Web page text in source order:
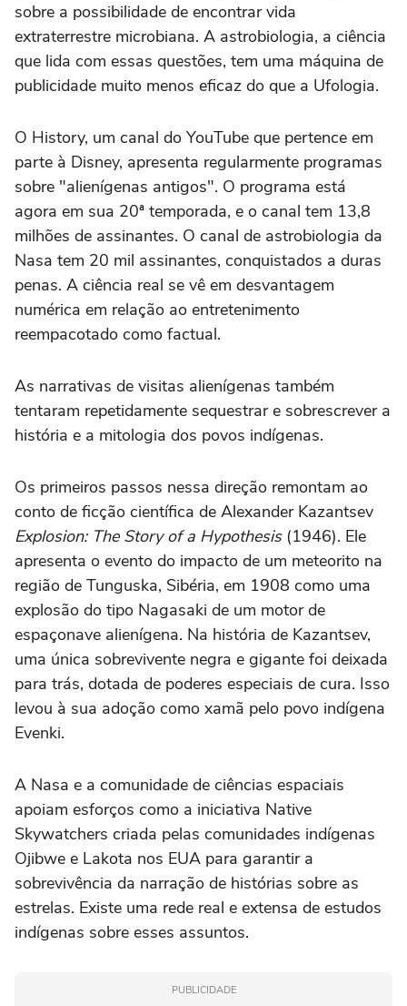
sobre a possibilidade de encontrar vida
extraterrestre microbiana. A astrobiologia, a ciência
que lida com essas questões, tem uma máquina de
publicidade muito menos eficaz do que a Ufologia.
O History, um canal do YouTube que pertence em
parte à Disney, apresenta regularmente programas
sobre "alienígenas antigos". O programa está
agora em sua 20ª temporada, e o canal tem 13,8
milhões de assinantes. O canal de astrobiologia da
Nasa tem 20 mil assinantes, conquistados a duras
penas. A ciência real se vê em desvantagem
numérica em relação ao entretenimento
reempacotado como factual.
As narrativas de visitas alienígenas também
tentaram repetidamente sequestrar e sobrescrever a
história e a mitologia dos povos indígenas.
Os primeiros passos nessa direção remontam ao
conto de ficção científica de Alexander Kazantsev
Explosion: The Story of a Hypothesis(1946). Ele
apresenta o evento do impacto de um meteorito na
região de Tunguska, Sibéria, em 1908 como uma
explosão do tipo Nagasaki de um motor de
espaçonave alienígena. Na história de Kazantsev,
uma única sobrevivente negra e gigante foi deixada
para trás, dotada de poderes especiais de cura. Isso
levou à sua adoção como xamã pelo povo indígena
Evenki.
A Nasa e a comunidade de ciências espaciais
apoiam esforços como a iniciativa Native
Skywatchers criada pelas comunidades indígenas
Ojibwe e Lakota nos EUA para garantir a
sobrevivência da narração de histórias sobre as
estrelas. Existe uma rede real e extensa de estudos
indígenas sobre esses assuntos.
PUBLICIDADE